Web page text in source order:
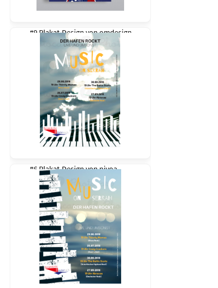
#9 Plakat-Design vonomdesign
#6 Plakat-Design vonnivoa